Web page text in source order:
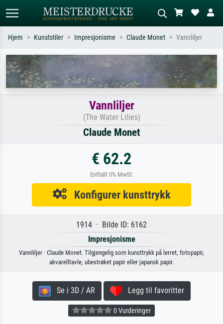
Standardsøk KI-bildesøk
Søk etter kunstner, tittel eller stil – for
eksempel Monet, Stjernenatt,
impresjonisme, Hokusai-bølgen, akt.
Beskriv scenen – for eksempel grønn
eng, abstrakt med mye rødt, mørkt
Hjem Kunststiler Impresjonisme Claude Monet Vannliljer
Vannliljer
(The Water Lilies)
Claude Monet
€ 62.2
Enthält 0% MwSt.
Konfigurer kunsttrykk
1914 · Bilde ID: 6162
Impresjonisme
Vannliljer · Claude Monet. Tilgjengelig som kunsttrykk på lerret, fotopapir,
akvarelltavle, ubestrøket papir eller japansk papir.
Se i 3D / AR Legg til favoritter
0 Vurderinger